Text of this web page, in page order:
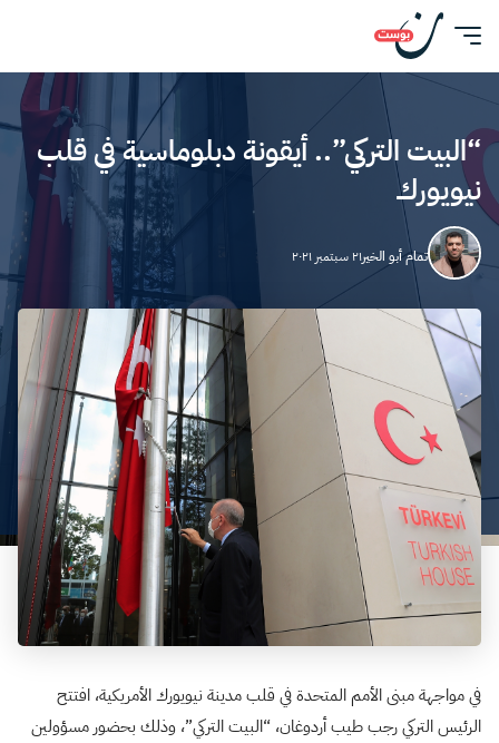
“البيت التركي”.. أيقونة دبلوماسية في قلب
نيويورك
تمام أبو الخير٢١ سبتمبر ٢٠٢١
في مواجهة مبنى الأمم المتحدة في قلب مدينة نيويورك الأمريكية، افتتح
الرئيس التركي رجب طيب أردوغان، “البيت التركي”، وذلك بحضور مسؤولين